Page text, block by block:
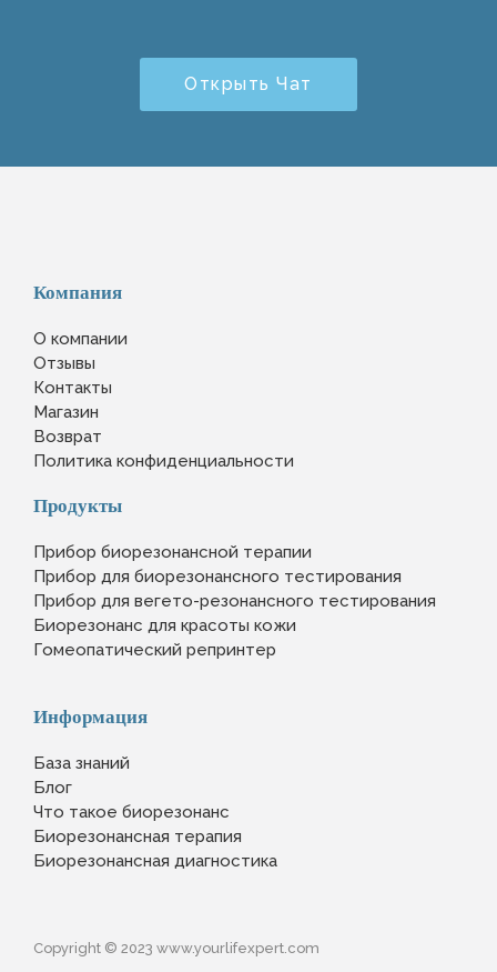
Открыть Чат
Компания
О компании
Отзывы
Контакты
Магазин
Возврат
Политика конфиденциальности
Продукты
Прибор биорезонансной терапии
Прибор для биорезонансного тестирования
Прибор для вегето-резонансного тестирования
Биорезонанс для красоты кожи
Гомеопатический репринтер
Информация
База знаний
Блог
Что такое биорезонанс
Биорезонансная терапия
Биорезонансная диагностика
Copyright © 2023 www.yourlifexpert.com